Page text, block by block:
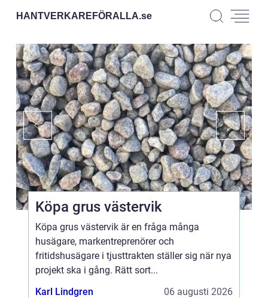
HANTVERKAREFÖRALLA.se
Köpa grus västervik
Köpa grus västervik är en fråga många
husägare, markentreprenörer och
fritidshusägare i tjusttrakten ställer sig när nya
projekt ska i gång. Rätt sort...
Karl Lindgren
06 augusti 2026